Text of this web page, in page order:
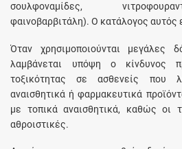
σουλφοναμίδες,
φαινοβαρβιτάλη). Ο κατάλογος αυτός
Όταν χρησιμοποιούνται μεγάλες
λαμβάνεται υπόψη ο κίνδυνος
τοξικότητας σε ασθενείς που
αναισθητικά ή φαρμακευτικά
με τοπικά αναισθητικά, καθώς οι
αθροιστικές.